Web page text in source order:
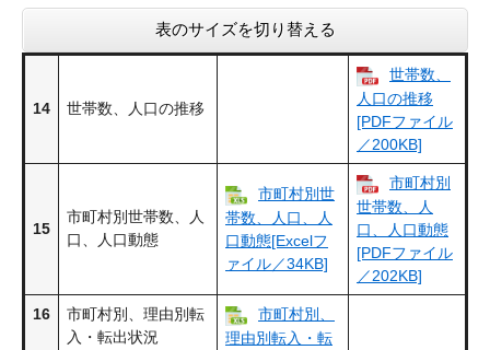
表のサイズを切り替える
14 世帯数、人口の推移
世帯数、
人口の推移
[PDFファイル
／200KB]
15
市町村別世帯数、人
口、人口動態
市町村別世
帯数、人口、人
口動態[Excelフ
ァイル／34KB]
市町村別
世帯数、人
口、人口動態
[PDFファイル
／202KB]
16
市町村別、理由別転
入・転出状況
市町村別、
理由別転入・転